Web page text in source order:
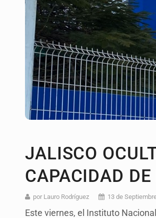
Cae en
JALISCO
CAPACIDAD
por Lauro Rodríguez 13 de
Este viernes, el Instituto